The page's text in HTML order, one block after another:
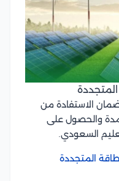
الاستفادة من
والحصول على
السعودي.
المتجددة